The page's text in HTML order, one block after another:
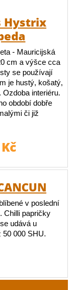
Hystrix
- Mauricijská
cm a výšce cca
se používají
je hustý, košatý,
interiéru.
období dobře
či již
v poslední
Chilli papričky
udává u
50 000 SHU.